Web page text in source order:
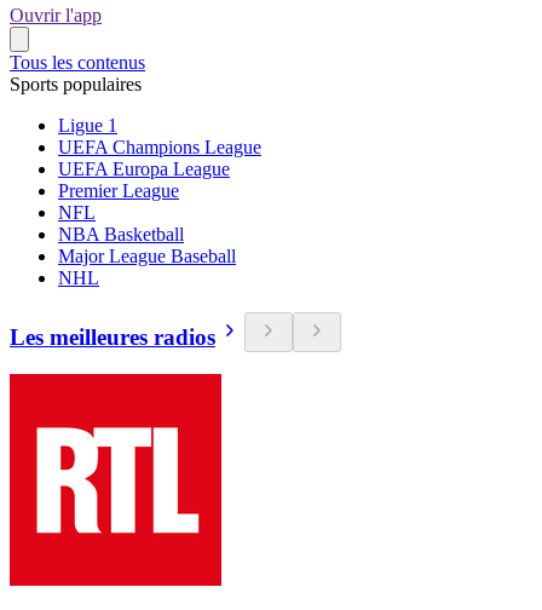
Ouvrir l'app
Tous les contenus
Sports populaires
Ligue 1
UEFA Champions League
UEFA Europa League
Premier League
NFL
NBA Basketball
Major League Baseball
NHL
Les meilleures radios